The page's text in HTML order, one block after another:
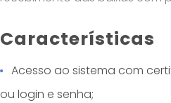
Características
Acesso ao sistema com
ou login e senha;